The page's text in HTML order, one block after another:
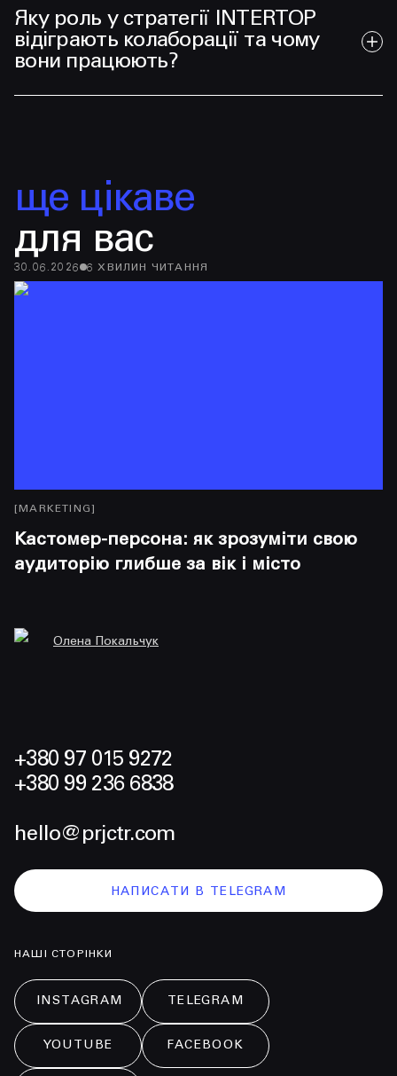
Яку роль у стратегії INTERTOP
відіграють колаборації та чому
вони працюють?
ще цікаве
для вас
30.06.2026 6 ХВИЛИН ЧИТАННЯ
[ MARKETING]
Кастомер-персона: як зрозуміти свою
аудиторію глибше за вік і місто
Олена Покальчук
+380 97 015 9272
+380 99 236 6838
hello@prjctr.com
НАПИСАТИ В TELEGRAM
НАШІ СТОРІНКИ
INSTAGRAM TELEGRAM
YOUTUBE FACEBOOK